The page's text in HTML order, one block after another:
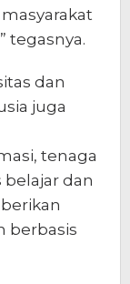
tegasnya.
dan
juga
tenaga
dan
berbasis